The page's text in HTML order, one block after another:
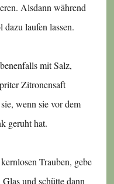
Alsdann während
dazu laufen lassen.
mit Salz,
Zitronensaft
wenn sie vor dem
geruht hat.
Trauben, gebe
und schütte dann